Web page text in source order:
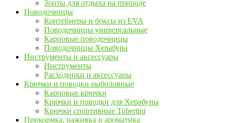
Зонты для отдыха на природе
Поводочницы
Контейнеры и боксы из EVA
Поводочницы универсальные
Карповые поводочницы
Поводочницы Херабуна
Инструменты и аксессуары
Инструменты
Расходники и аксессуары
Крючки и поводки рыболовные
Карповые крючки
Крючки и поводки для Херабуны
Крючки спортивные Tubertini
Прикормка, наживка и ароматика